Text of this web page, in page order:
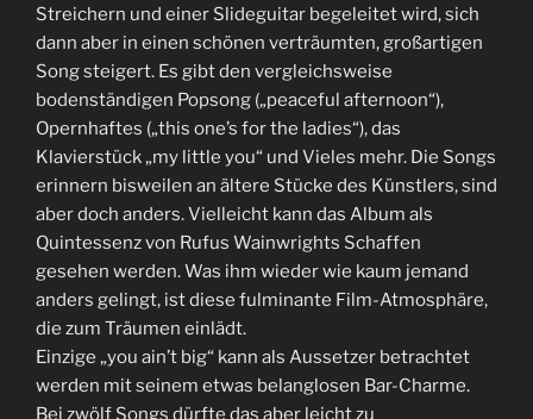
Streichern und einer Slideguitar begeleitet wird, sich
dann aber in einen schönen verträumten, großartigen
Song steigert. Es gibt den vergleichsweise
bodenständigen Popsong („peaceful afternoon“),
Opernhaftes („this one’s for the ladies“), das
Klavierstück „my little you“ und Vieles mehr. Die Songs
erinnern bisweilen an ältere Stücke des Künstlers, sind
aber doch anders. Vielleicht kann das Album als
Quintessenz von Rufus Wainwrights Schaffen
gesehen werden. Was ihm wieder wie kaum jemand
anders gelingt, ist diese fulminante Film-Atmosphäre,
die zum Träumen einlädt.
Einzige „you ain’t big“ kann als Aussetzer betrachtet
werden mit seinem etwas belanglosen Bar-Charme.
Bei zwölf Songs dürfte das aber leicht zu